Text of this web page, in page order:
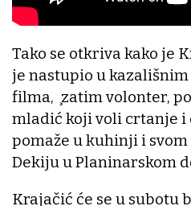
Tako se otkriva kako je
je nastupio u
filma, ̧zatim volonter,
mladić koji voli crtanje i
pomaže u kuhinji i
Dekiju u Planinarskom
Krajačić će se u subotu